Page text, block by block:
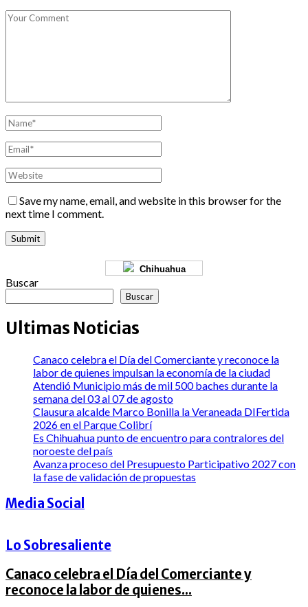
Save my name, email, and website in this browser for the
next time I comment.
Chihuahua
Buscar
Buscar
Ultimas Noticias
Canaco celebra el Día del Comerciante y reconoce la
labor de quienes impulsan la economía de la ciudad
Atendió Municipio más de mil 500 baches durante la
semana del 03 al 07 de agosto
Clausura alcalde Marco Bonilla la Veraneada DIFertida
2026 en el Parque Colibrí
Es Chihuahua punto de encuentro para contralores del
noroeste del país
Avanza proceso del Presupuesto Participativo 2027 con
la fase de validación de propuestas
Media Social
Lo Sobresaliente
Canaco celebra el Día del Comerciante y
reconoce la labor de quienes...